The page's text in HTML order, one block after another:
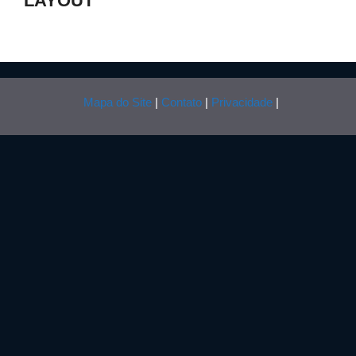
Mapa do Site | Contato | Privacidade |